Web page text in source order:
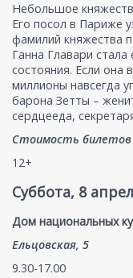
Небольшое
Его посол в Париже
фамилий княжества
Ганна Главари
состояния. Если она
миллионы навсегда
барона Зетты –
сердцееда,
Стоимость билетов
12+
Суббота, 8
Дом национальных
Ельцовская, 5
9.30-17.00